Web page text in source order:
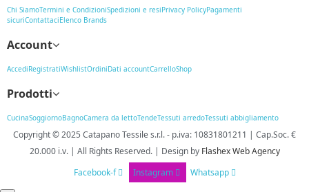
Chi SiamoTermini e CondizioniSpedizioni e resiPrivacy PolicyPagamenti
sicuriContattaciElenco Brands
Account
AccediRegistratiWishlistOrdiniDati accountCarrelloShop
Prodotti
CucinaSoggiornoBagnoCamera da lettoTendeTessuti arredoTessuti abbigliamento
Copyright © 2025 Catapano Tessile s.r.l.- p.iva: 10831801211 | Cap.Soc. €
20.000 i.v. | All Rights Reserved. | Designby Flashex Web Agency
Facebook-f
Instagram Whatsapp